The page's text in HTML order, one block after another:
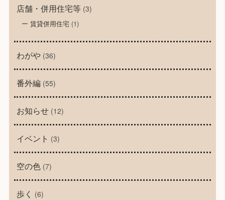
店舗・併用住宅等(3)
賃貸併用住宅(1)
わがや(36)
番外編 (55)
お知らせ(12)
イベント (3)
空の色(7)
歩く (6)